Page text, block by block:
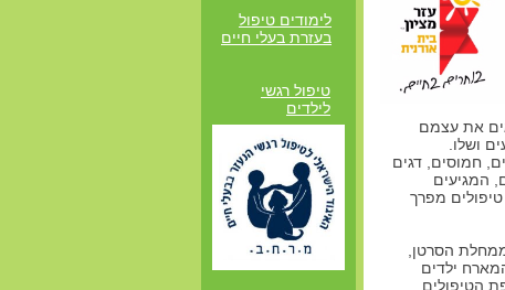
את עצמם
ושלו.
חמוסים, דגים
המגיעים
מפרך
הסרטן,
ילדים
הטיפולים
לימודים טיפול
בעזרת בעלי חיים
טיפול רגשי
לילדים